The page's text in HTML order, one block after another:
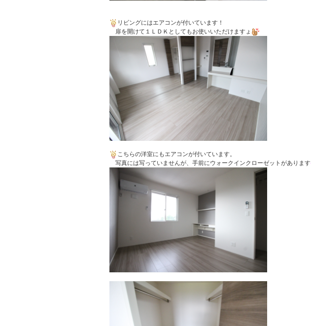
リビングにはエアコンが付いています！
扉を開けて１ＬＤＫとしてもお使いいただけますょ
こちらの洋室にもエアコンが付いています。
写真には写っていませんが、手前にウォークインクローゼットがあります